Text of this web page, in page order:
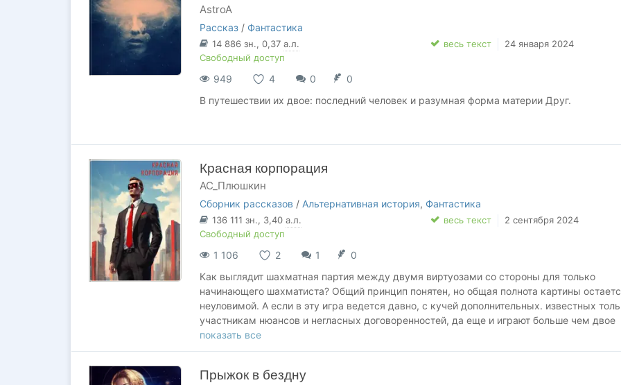
AstroA
Рассказ / Фантастика
14 886 зн., 0,37 а.л.
Свободный доступ
весь текст 24 января 2024
949 4 0
0
В путешествии их двое: последний человек и разумная форма материи Друг.
Красная корпорация
АС_Плюшкин
Сборник рассказов / Альтернативная история, Фантастика
136 111 зн., 3,40 а.л.
Свободный доступ
весь текст 2 сентября 2024
1 106 2 1
0
Как выглядит шахматная партия между двумя виртуозами со стороны для только
начинающего шахматиста? Общий принцип понятен, но общая полнота картины
неуловимой. А если в эту игра ведется давно, с кучей дополнительных. известных
участникам нюансов и негласных договоренностей, да еще и играют больше чем двое
игроков причем кто то вообще делает играет своими фигурами для шашек или
домино. И вдруг игроки выясняют, что их игра это лишь мышиная возня и уже не
преследующие свои, никому не известные цели...
показать все
Прыжок в бездну